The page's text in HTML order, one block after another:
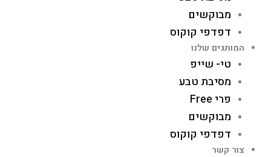
מבוקשים
דפדפי קוקוס
המותגים שלנו
טי- שייפ
מסיבת טבע
פרי Free
מבוקשים
דפדפי קוקוס
צור קשר